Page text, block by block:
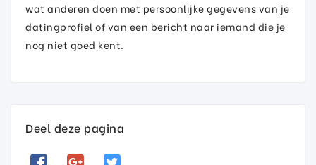
wat anderen doen met persoonlijke gegevens van je
datingprofiel of van een bericht naar iemand die je
nog niet goed kent.
Deel deze pagina